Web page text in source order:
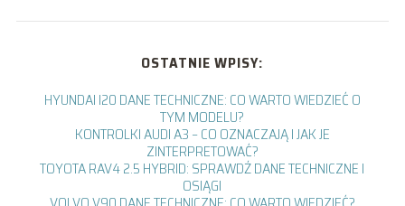
OSTATNIE WPISY:
HYUNDAI I20 DANE TECHNICZNE: CO WARTO WIEDZIEĆ O
TYM MODELU?
KONTROLKI AUDI A3 – CO OZNACZAJĄ I JAK JE
ZINTERPRETOWAĆ?
TOYOTA RAV4 2.5 HYBRID: SPRAWDŹ DANE TECHNICZNE I
OSIĄGI